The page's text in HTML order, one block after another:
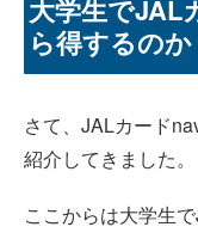
大学生でJAL
ら得するのか
さて、JALカード
紹介してきました。
ここからは大学生